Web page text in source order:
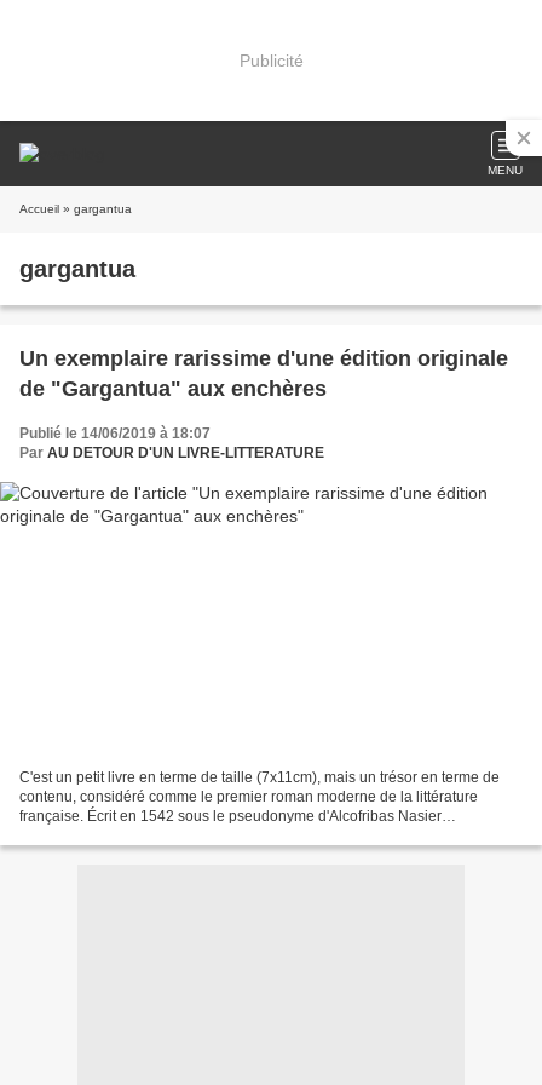
Publicité
MENU
Accueil » gargantua
gargantua
Un exemplaire rarissime d'une édition originale
de "Gargantua" aux enchères
Publié le 14/06/2019 à 18:07
Par AU DETOUR D'UN LIVRE-LITTERATURE
C'est un petit livre en terme de taille (7x11cm), mais un trésor en terme de
contenu, considéré comme le premier roman moderne de la littérature
française. Écrit en 1542 sous le pseudonyme d'Alcofribas Nasier